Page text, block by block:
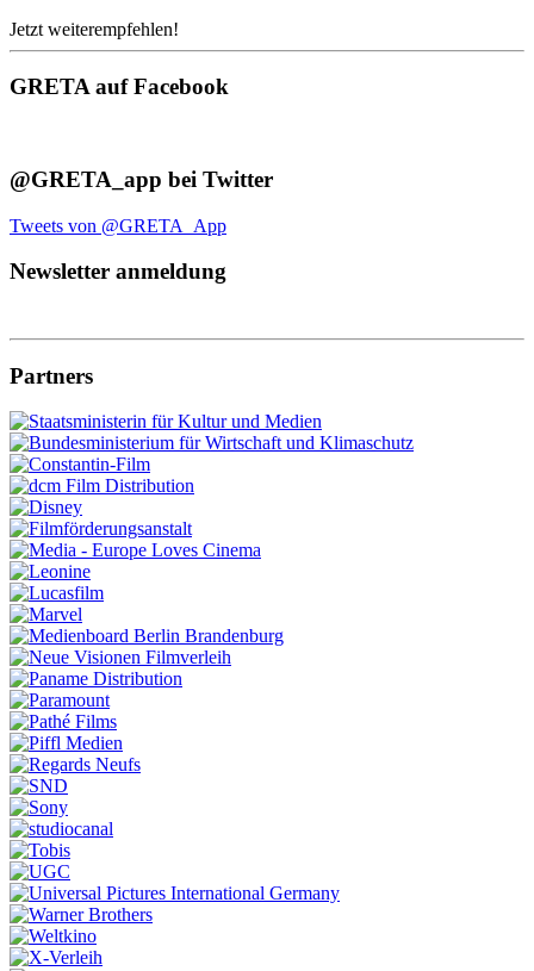
Jetzt weiterempfehlen!
GRETA auf Facebook
@GRETA_app bei Twitter
Tweets von @GRETA_App
Newsletter anmeldung
Partners